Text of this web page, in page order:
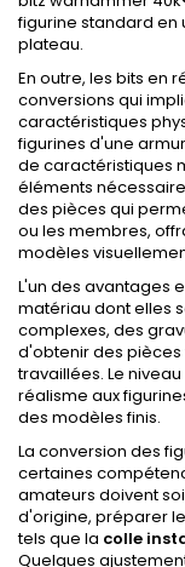
figurine standard en
plateau.
En outre, les bits en
conversions qui
caractéristiques
figurines d'une
de caractéristiques
éléments
des pièces qui
ou les membres,
modèles
L'un des avantages
matériau dont elles
complexes, des
d'obtenir des
travaillées. Le
réalisme aux
des modèles finis.
La conversion des
certaines
amateurs doivent
d'origine, préparer
tels que la colle
Quelques